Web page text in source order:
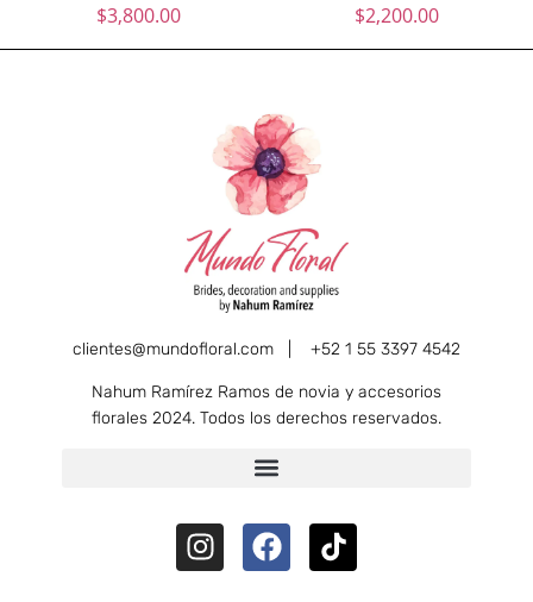
$3,800.00
$2,200.00
clientes@mundofloral.com | +52 1 55 3397 4542
Nahum Ramírez Ramos de novia y accesorios
florales 2024. Todos los derechos reservados.